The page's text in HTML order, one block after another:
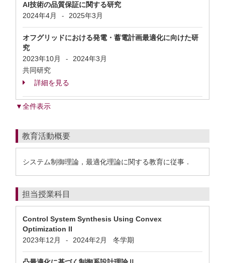
AI技術の品質保証に関する研究
2024年4月
- 2025年3月
オフグリッドにおける発電・蓄電計画最適化に向けた研
究
2023年10月
-
2024年3月
共同研究
詳細を見る
▼全件表示
教育活動概要
システム制御理論，最適化理論に関する教育に従事．
担当授業科目
Control System Synthesis Using Convex
Optimization II
2023年12月
- 2024年2月 冬学期